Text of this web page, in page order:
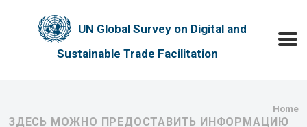
UN Global Survey on Digital and
Sustainable Trade Facilitation
Home
ЗДЕСЬ МОЖНО ПРЕДОСТАВИТЬ ИНФОРМАЦИЮ